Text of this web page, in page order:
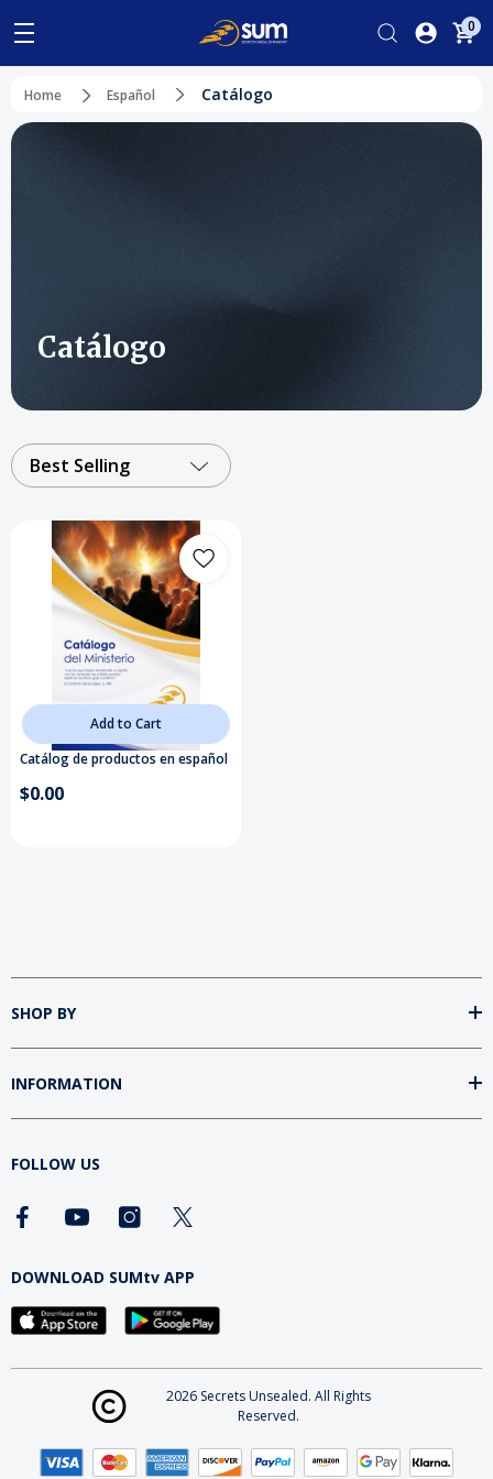
0
Home Español Catálogo
Catálogo
Best Selling
Add to Cart
Catálog de productos en español
$0.00
SHOP BY
INFORMATION
FOLLOW US
DOWNLOAD SUMtv APP
2026 Secrets Unsealed. All Rights
Reserved.